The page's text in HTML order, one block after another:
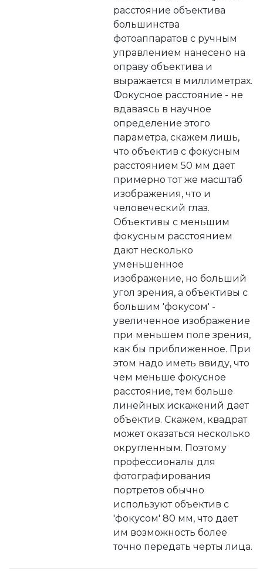
расстояние объектива
большинства
фотоаппаратов с ручным
управлением нанесено на
оправу объектива и
выражается в миллиметрах.
Фокусное расстояние - не
вдаваясь в научное
определение этого
параметра, скажем лишь,
что объектив с фокусным
расстоянием 50 мм дает
примерно тот же масштаб
изображения, что и
человеческий глаз.
Объективы с меньшим
фокусным расстоянием
дают несколько
уменьшенное
изображение, но больший
угол зрения, а объективы с
большим 'фокусом' -
увеличенное изображение
при меньшем поле зрения,
как бы приближенное. При
этом надо иметь ввиду, что
чем меньше фокусное
расстояние, тем больше
линейных искажений дает
объектив. Скажем, квадрат
может оказаться несколько
округленным. Поэтому
профессионалы для
фотографирования
портретов обычно
используют объектив с
'фокусом' 80 мм, что дает
им возможность более
точно передать черты лица.